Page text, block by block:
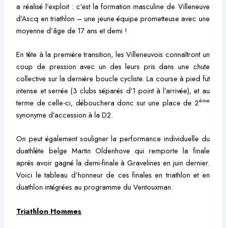
a réalisé l’exploit : c’est la formation masculine de Villeneuve
d’Ascq en triathlon – une jeune équipe prometteuse avec une
moyenne d’âge de 17 ans et demi !
En tête à la première transition, les Villeneuvois connaîtront un
coup de pression avec un des leurs pris dans une chute
collective sur la dernière boucle cycliste. La course à pied fut
intense et serrée (3 clubs séparés d’1 point à l’arrivée), et au
terme de celle-ci, débouchera donc sur une place de 2ème
synonyme d’accession à la D2.
On peut également souligner la performance individuelle du
duathlète belge Martin Oldenhove qui remporte la finale
après avoir gagné la demi-finale à Gravelines en juin dernier.
Voici le tableau d’honneur de ces finales en triathlon et en
duathlon intégrées au programme du Ventouxman.
Triathlon Hommes